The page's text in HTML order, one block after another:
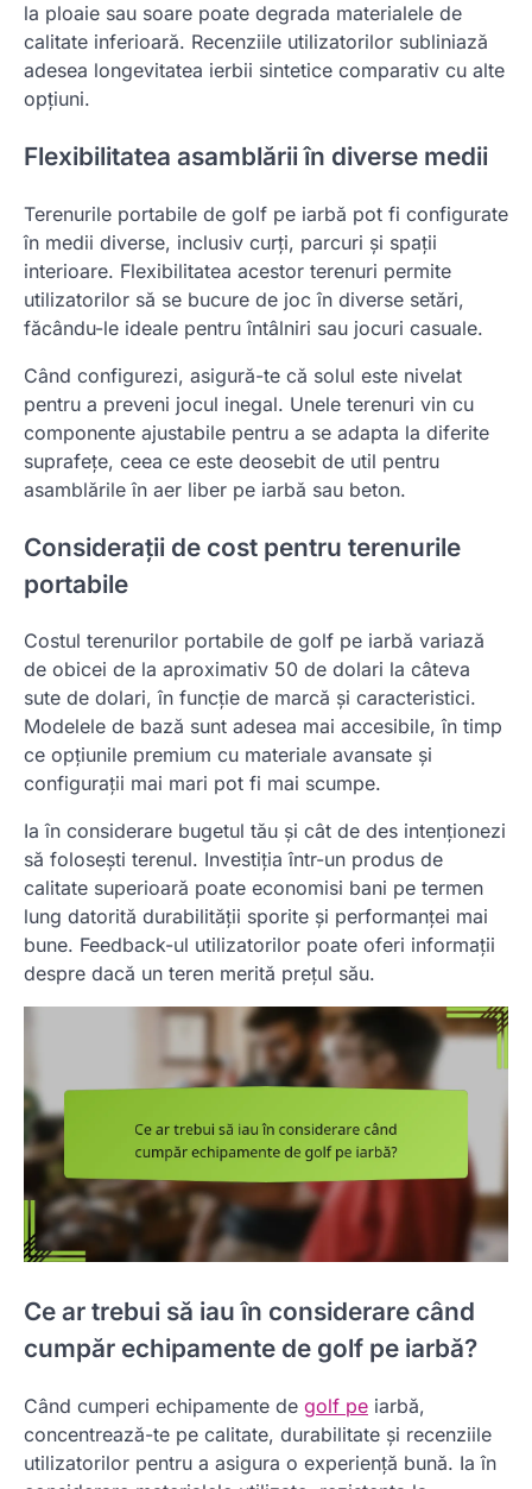
la ploaie sau soare poate degrada materialele de
calitate inferioară. Recenziile utilizatorilor subliniază
adesea longevitatea ierbii sintetice comparativ cu alte
opțiuni.
Flexibilitatea asamblării în diverse medii
Terenurile portabile de golf pe iarbă pot fi configurate
în medii diverse, inclusiv curți, parcuri și spații
interioare. Flexibilitatea acestor terenuri permite
utilizatorilor să se bucure de joc în diverse setări,
făcându-le ideale pentru întâlniri sau jocuri casuale.
Când configurezi, asigură-te că solul este nivelat
pentru a preveni jocul inegal. Unele terenuri vin cu
componente ajustabile pentru a se adapta la diferite
suprafețe, ceea ce este deosebit de util pentru
asamblările în aer liber pe iarbă sau beton.
Considerații de cost pentru terenurile
portabile
Costul terenurilor portabile de golf pe iarbă variază
de obicei de la aproximativ 50 de dolari la câteva
sute de dolari, în funcție de marcă și caracteristici.
Modelele de bază sunt adesea mai accesibile, în timp
ce opțiunile premium cu materiale avansate și
configurații mai mari pot fi mai scumpe.
Ia în considerare bugetul tău și cât de des intenționezi
să folosești terenul. Investiția într-un produs de
calitate superioară poate economisi bani pe termen
lung datorită durabilității sporite și performanței mai
bune. Feedback-ul utilizatorilor poate oferi informații
despre dacă un teren merită prețul său.
Ce ar trebui să iau în considerare când
cumpăr echipamente de golf pe iarbă?
Când cumperi echipamente de golf pe iarbă,
concentrează-te pe calitate, durabilitate și recenziile
utilizatorilor pentru a asigura o experiență bună. Ia în